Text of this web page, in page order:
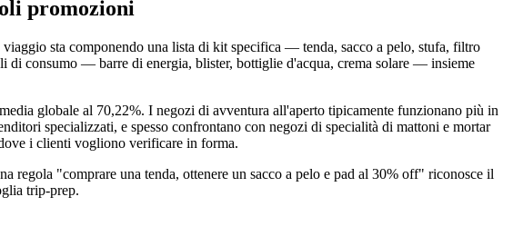
promozioni
sta componendo una lista di kit specifica — tenda, sacco a pelo, stufa, filtro
consumo — barre di energia, blister, bottiglie d'acqua, crema solare — insieme
globale al 70,22%. I negozi di avventura all'aperto tipicamente funzionano più in
specializzati, e spesso confrontano con negozi di specialità di mattoni e mortar
i clienti vogliono verificare in forma.
regola "comprare una tenda, ottenere un sacco a pelo e pad al 30% off" riconosce il
trip-prep.